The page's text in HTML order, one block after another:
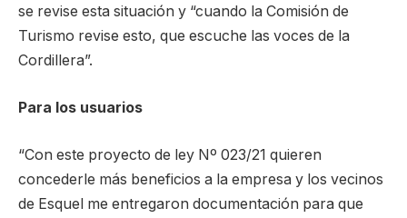
se revise esta situación y “cuando la Comisión de
Turismo revise esto, que escuche las voces de la
Cordillera”.
Para los usuarios
“Con este proyecto de ley Nº 023/21 quieren
concederle más beneficios a la empresa y los vecinos
de Esquel me entregaron documentación para que